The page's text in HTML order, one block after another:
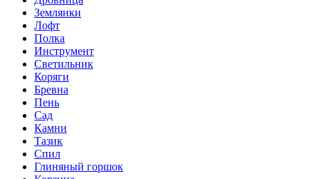
Землянки
Лофт
Полка
Инструмент
Светильник
Коряги
Бревна
Пень
Сад
Камни
Тазик
Спил
Глиняный горшок